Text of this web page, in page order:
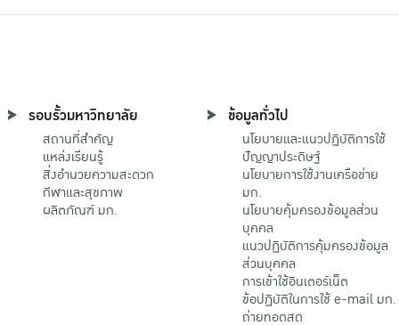
รอบรั้วมหาวิทยาลัย
สถานที่สำคัญ
แหล่งเรียนรู้
สิ่งอำนวยความสะดวก
กีฬาและสุขภาพ
ผลิตภัณฑ์ มก.
ข้อมูลทั่วไป
นโยบายและแนวปฏิบัติการใช้
ปัญญาประดิษฐ์
นโยบายการใช้งานเครือข่าย
มก.
นโยบายคุ้มครองข้อมูลส่วน
บุคคล
แนวปฏิบัติการคุ้มครองข้อมูล
ส่วนบุคคล
การเข้าใช้อินเตอร์เน็ต
ข้อปฏิบัติในการใช้ e-mail มก.
ถ่ายทอดสด